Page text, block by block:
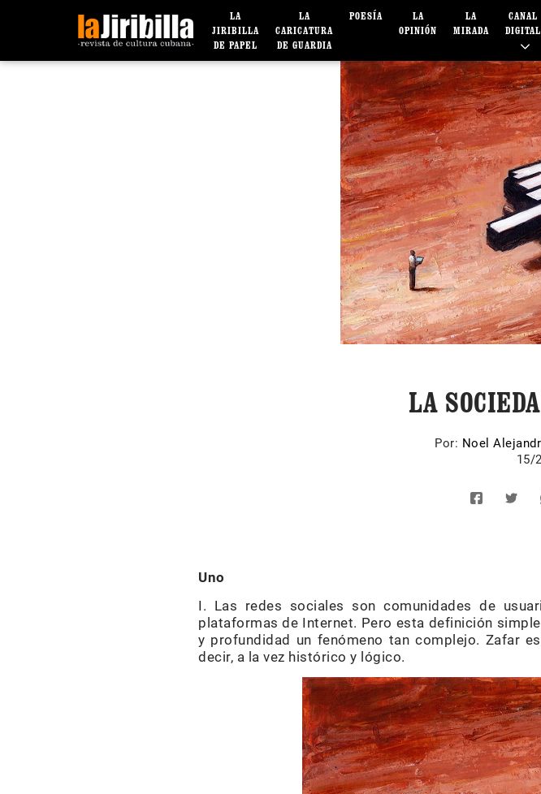
LA
JIRIBILLA
DE PAPEL
LA
CARICATURA
DE GUARDIA
POESÍA
LA
OPINIÓN
LA
MIRADA
CANAL
DIGITAL
LA
Por: Noel
15/
Uno
I. Las redes sociales son comunidades de
plataformas de Internet. Pero esta definición
y profundidad un fenómeno tan complejo. Zafar
decir, a la vez histórico y lógico.